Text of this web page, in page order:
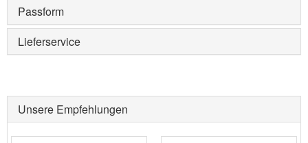
Passform
Lieferservice
Unsere Empfehlungen